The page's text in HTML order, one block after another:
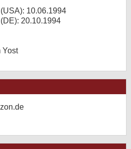
10.06.1994
DE): 20.10.1994
Yost